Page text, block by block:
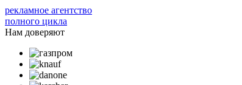
рекламное агентство
полного цикла
Нам доверяют